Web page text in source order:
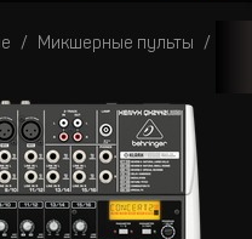
Микшерные пульты